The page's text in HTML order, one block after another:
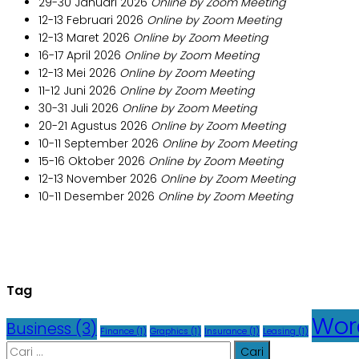
12-13 Februari 2026 Online by Zoom Meeting
12-13 Maret 2026 Online by Zoom Meeting
16-17 April 2026 Online by Zoom Meeting
12-13 Mei 2026 Online by Zoom Meeting
11-12 Juni 2026 Online by Zoom Meeting
30-31 Juli 2026 Online by Zoom Meeting
20-21 Agustus 2026 Online by Zoom Meeting
10-11 September 2026 Online by Zoom Meeting
15-16 Oktober 2026 Online by Zoom Meeting
12-13 November 2026 Online by Zoom Meeting
10-11 Desember 2026 Online by Zoom Meeting
Tag
Business (3) Finance (1) Graphics (1) Insurance (1) Leasing (1)
Cari